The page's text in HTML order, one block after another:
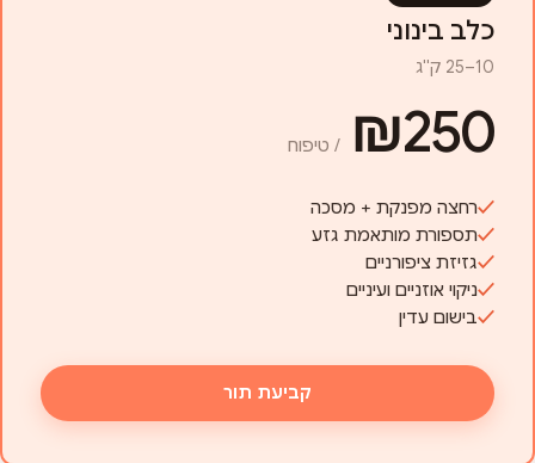
כלב בינוני
10–25 ק"ג
₪250 / טיפוח
רחצה מפנקת + מסכה
תספורת מותאמת גזע
גזיזת ציפורניים
ניקוי אוזניים ועיניים
בישום עדין
קביעת תור